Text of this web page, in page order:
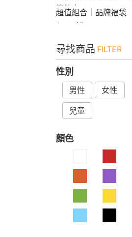
衝鋒衣
超值組合｜品牌福袋
$599起
尋找商品 FILTER
性別
男性 女性
兒童
顏色